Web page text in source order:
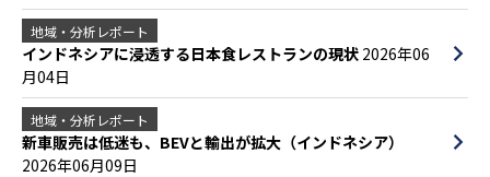
地域・分析レポート
インドネシアに浸透する日本食レストランの現状 2026年06
月04日
地域・分析レポート
新車販売は低迷も、BEVと輸出が拡大（インドネシア）
2026年06月09日